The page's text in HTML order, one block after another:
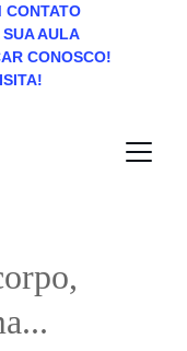
CONTATO
AULA
CONOSCO!